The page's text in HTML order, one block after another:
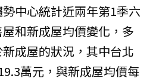
中心統計近兩年第1季六
和新成屋均價變化，多
成屋的狀況，其中台北
萬元，與新成屋均價每